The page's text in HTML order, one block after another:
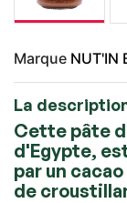
Marque NUT'IN
La
Cette pâte
d'Egypte,
par un
de